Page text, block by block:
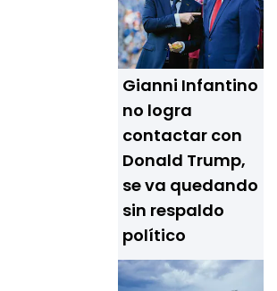
Gianni Infantino
no logra
contactar con
Donald Trump,
se va quedando
sin respaldo
político